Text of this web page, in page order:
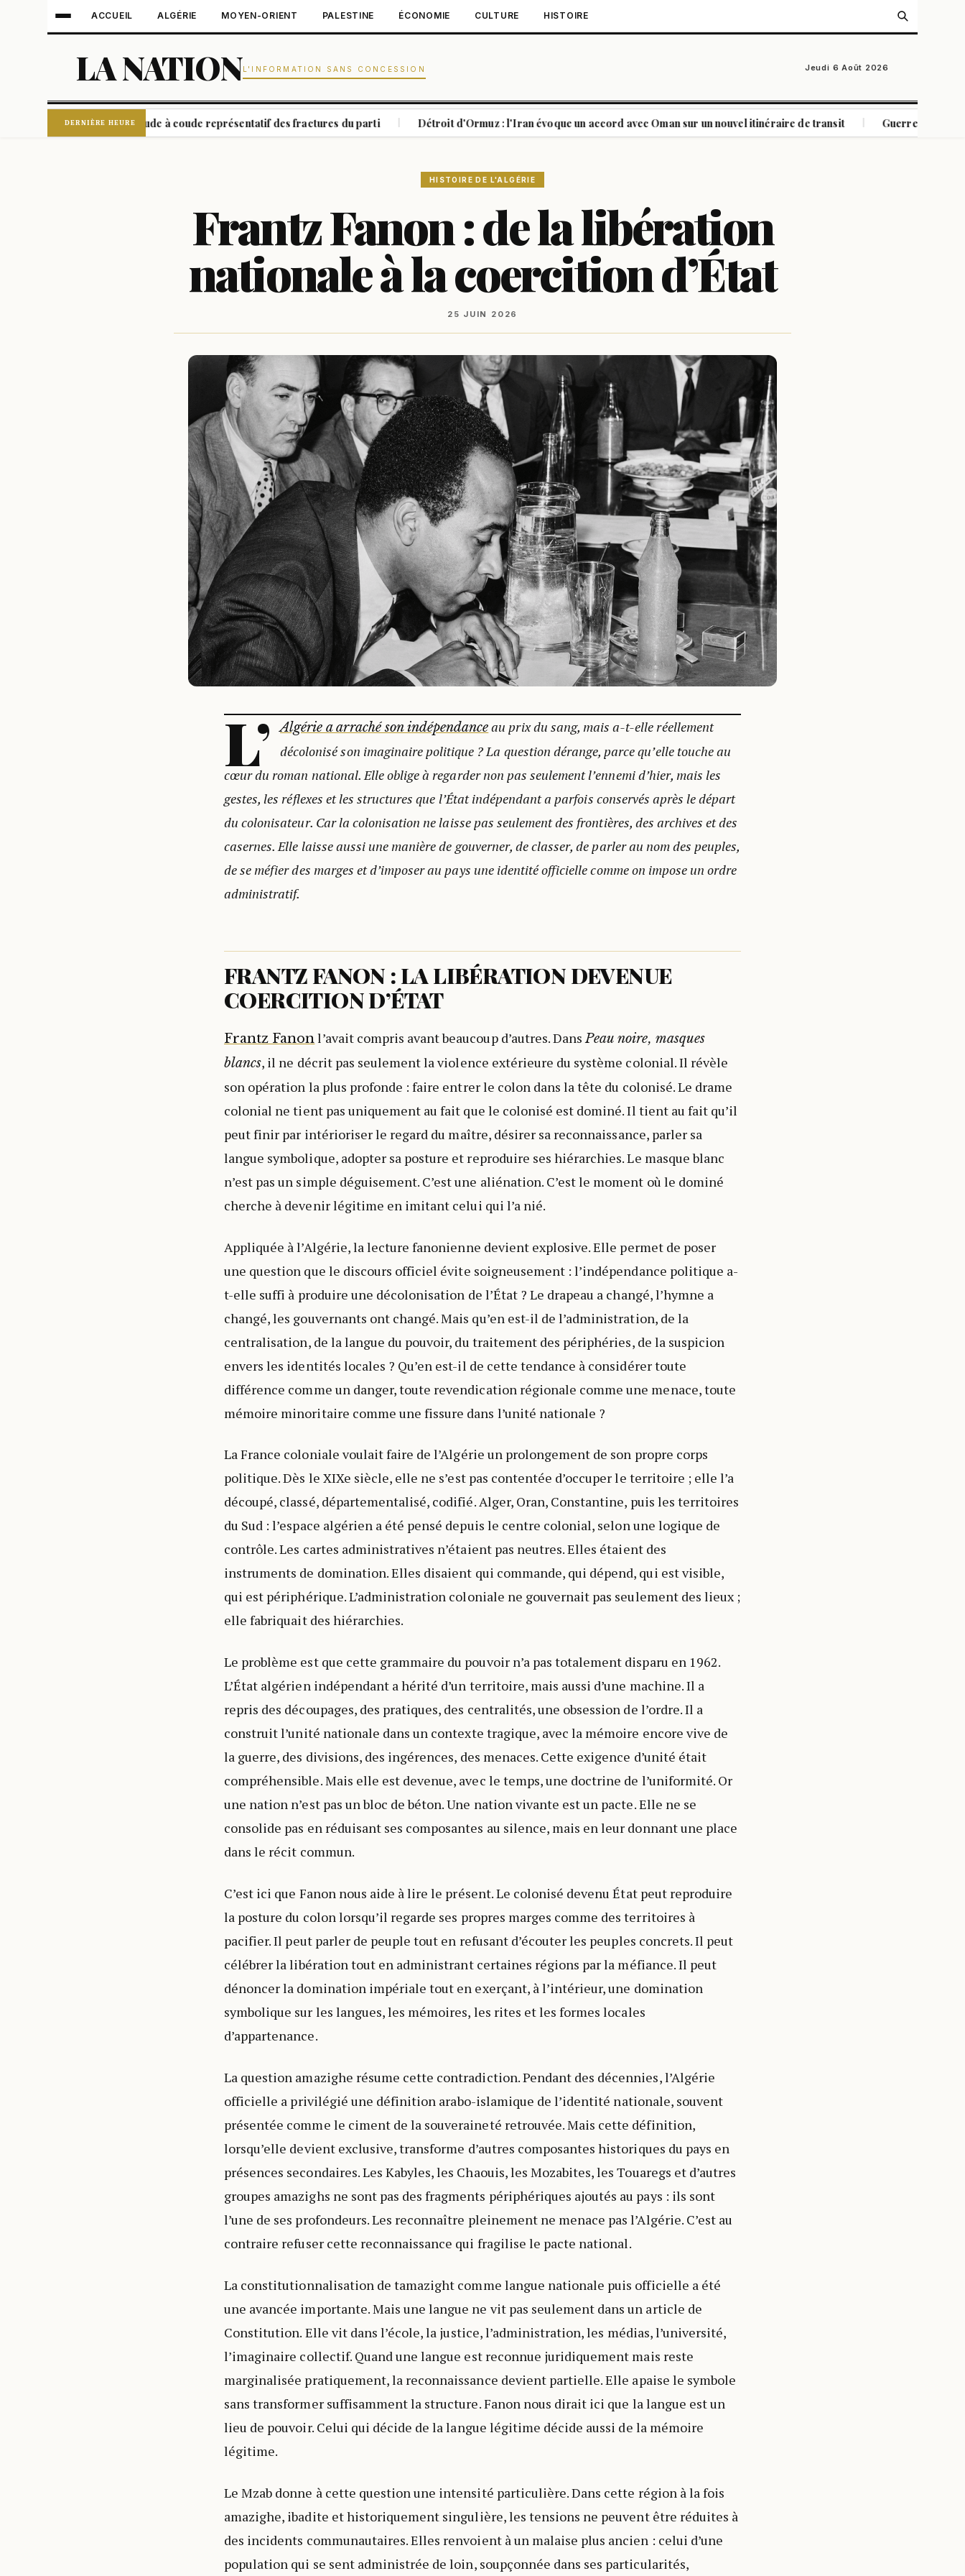
ACCUEIL ALGÉRIE MOYEN-ORIENT PALESTINE ÉCONOMIE CULTURE HISTOIRE
LA NATIONL'INFORMATION SANS CONCESSION Jeudi 6 Août 2026
DERNIÈRE HEURE
Michigan : un coude à coude représentatif des fractures du parti | Détroit d'Ormuz : l'Iran évoque un accord avec Oman sur un nouvel itinéraire de transit | Guerre en Ukraine :
HISTOIRE DE L'ALGÉRIE
Frantz Fanon : de la libération
nationale à la coercition d’État
25 JUIN 2026
L’ Algérie a arraché son indépendanceau prix du sang, mais a-t-elle réellement
décolonisé son imaginaire politique ? La question dérange, parce qu’elle touche au
cœur du roman national. Elle oblige à regarder non pas seulement l’ennemi d’hier, mais les
gestes, les réflexes et les structures que l’État indépendant a parfois conservés après le départ
du colonisateur. Car la colonisation ne laisse pas seulement des frontières, des archives et des
casernes. Elle laisse aussi une manière de gouverner, de classer, de parler au nom des peuples,
de se méfier des marges et d’imposer au pays une identité officielle comme on impose un ordre
administratif.
FRANTZ FANON : LA LIBÉRATION DEVENUE
COERCITION D’ÉTAT
Frantz Fanonl’avait compris avant beaucoup d’autres. Dans Peau noire, masques
blancs, il ne décrit pas seulement la violence extérieure du système colonial. Il révèle
son opération la plus profonde : faire entrer le colon dans la tête du colonisé. Le drame
colonial ne tient pas uniquement au fait que le colonisé est dominé. Il tient au fait qu’il
peut finir par intérioriser le regard du maître, désirer sa reconnaissance, parler sa
langue symbolique, adopter sa posture et reproduire ses hiérarchies. Le masque blanc
n’est pas un simple déguisement. C’est une aliénation. C’est le moment où le dominé
cherche à devenir légitime en imitant celui qui l’a nié.
Appliquée à l’Algérie, la lecture fanonienne devient explosive. Elle permet de poser
une question que le discours officiel évite soigneusement : l’indépendance politique a-
t-elle suffi à produire une décolonisation de l’État ? Le drapeau a changé, l’hymne a
changé, les gouvernants ont changé. Mais qu’en est-il de l’administration, de la
centralisation, de la langue du pouvoir, du traitement des périphéries, de la suspicion
envers les identités locales ? Qu’en est-il de cette tendance à considérer toute
différence comme un danger, toute revendication régionale comme une menace, toute
mémoire minoritaire comme une fissure dans l’unité nationale ?
La France coloniale voulait faire de l’Algérie un prolongement de son propre corps
politique. Dès le XIXe siècle, elle ne s’est pas contentée d’occuper le territoire ; elle l’a
découpé, classé, départementalisé, codifié. Alger, Oran, Constantine, puis les territoires
du Sud : l’espace algérien a été pensé depuis le centre colonial, selon une logique de
contrôle. Les cartes administratives n’étaient pas neutres. Elles étaient des
instruments de domination. Elles disaient qui commande, qui dépend, qui est visible,
qui est périphérique. L’administration coloniale ne gouvernait pas seulement des lieux ;
elle fabriquait des hiérarchies.
Le problème est que cette grammaire du pouvoir n’a pas totalement disparu en 1962.
L’État algérien indépendant a hérité d’un territoire, mais aussi d’une machine. Il a
repris des découpages, des pratiques, des centralités, une obsession de l’ordre. Il a
construit l’unité nationale dans un contexte tragique, avec la mémoire encore vive de
la guerre, des divisions, des ingérences, des menaces. Cette exigence d’unité était
compréhensible. Mais elle est devenue, avec le temps, une doctrine de l’uniformité. Or
une nation n’est pas un bloc de béton. Une nation vivante est un pacte. Elle ne se
consolide pas en réduisant ses composantes au silence, mais en leur donnant une place
dans le récit commun.
C’est ici que Fanon nous aide à lire le présent. Le colonisé devenu État peut reproduire
la posture du colon lorsqu’il regarde ses propres marges comme des territoires à
pacifier. Il peut parler de peuple tout en refusant d’écouter les peuples concrets. Il peut
célébrer la libération tout en administrant certaines régions par la méfiance. Il peut
dénoncer la domination impériale tout en exerçant, à l’intérieur, une domination
symbolique sur les langues, les mémoires, les rites et les formes locales
d’appartenance.
La question amazighe résume cette contradiction. Pendant des décennies, l’Algérie
officielle a privilégié une définition arabo-islamique de l’identité nationale, souvent
présentée comme le ciment de la souveraineté retrouvée. Mais cette définition,
lorsqu’elle devient exclusive, transforme d’autres composantes historiques du pays en
présences secondaires. Les Kabyles, les Chaouis, les Mozabites, les Touaregs et d’autres
groupes amazighs ne sont pas des fragments périphériques ajoutés au pays : ils sont
l’une de ses profondeurs. Les reconnaître pleinement ne menace pas l’Algérie. C’est au
contraire refuser cette reconnaissance qui fragilise le pacte national.
La constitutionnalisation de tamazight comme langue nationale puis officielle a été
une avancée importante. Mais une langue ne vit pas seulement dans un article de
Constitution. Elle vit dans l’école, la justice, l’administration, les médias, l’université,
l’imaginaire collectif. Quand une langue est reconnue juridiquement mais reste
marginalisée pratiquement, la reconnaissance devient partielle. Elle apaise le symbole
sans transformer suffisamment la structure. Fanon nous dirait ici que la langue est un
lieu de pouvoir. Celui qui décide de la langue légitime décide aussi de la mémoire
légitime.
Le Mzab donne à cette question une intensité particulière. Dans cette région à la fois
amazighe, ibadite et historiquement singulière, les tensions ne peuvent être réduites à
des incidents communautaires. Elles renvoient à un malaise plus ancien : celui d’une
population qui se sent administrée de loin, soupçonnée dans ses particularités,